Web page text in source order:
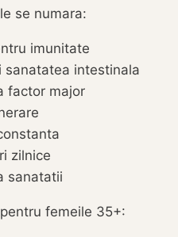
se numara:
imunitate
sanatatea intestinala
factor major
zilnice
sanatatii
femeile 35+: